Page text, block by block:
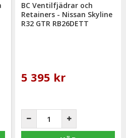
BC Ventilfjädrar och
Retainers - Nissan Skyline
R32 GTR RB26DETT
5 395 kr